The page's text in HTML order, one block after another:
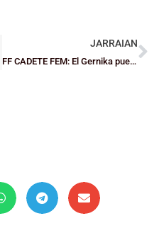
JARRAIAN
FF CADETE FEM: El Gernika puede con La Salle (39-59) y Mungia con Lauro (50-37)